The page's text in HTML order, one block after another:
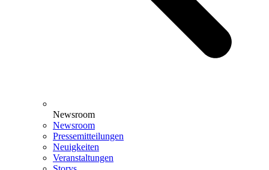
Newsroom
Newsroom
Pressemitteilungen
Neuigkeiten
Veranstaltungen